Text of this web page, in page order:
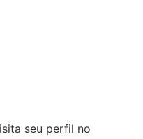
seu perfil no